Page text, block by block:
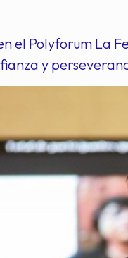
el Polyforum La
y